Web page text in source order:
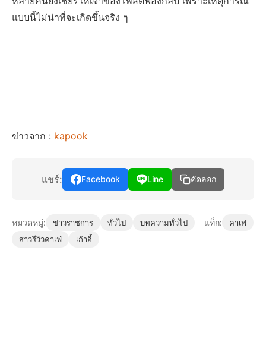
แบบนี้ไม่น่าที่จะเกิดขึ้นจริง ๆ
ข่าวจาก : kapook
แชร์: Facebook Line คัดลอก
หมวดหมู่: ข่าวราชการ ทั่วไป บทความทั่วไป แท็ก:
คาเฟ่
สาวรีวิวคาเฟ่
เก้าอี้